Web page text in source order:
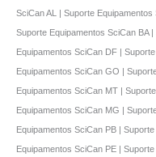
SciCan AL | Suporte Equipamentos
Suporte Equipamentos SciCan BA
Equipamentos SciCan DF |
Equipamentos SciCan GO |
Equipamentos SciCan MT |
Equipamentos SciCan MG |
Equipamentos SciCan PB |
Equipamentos SciCan PE |